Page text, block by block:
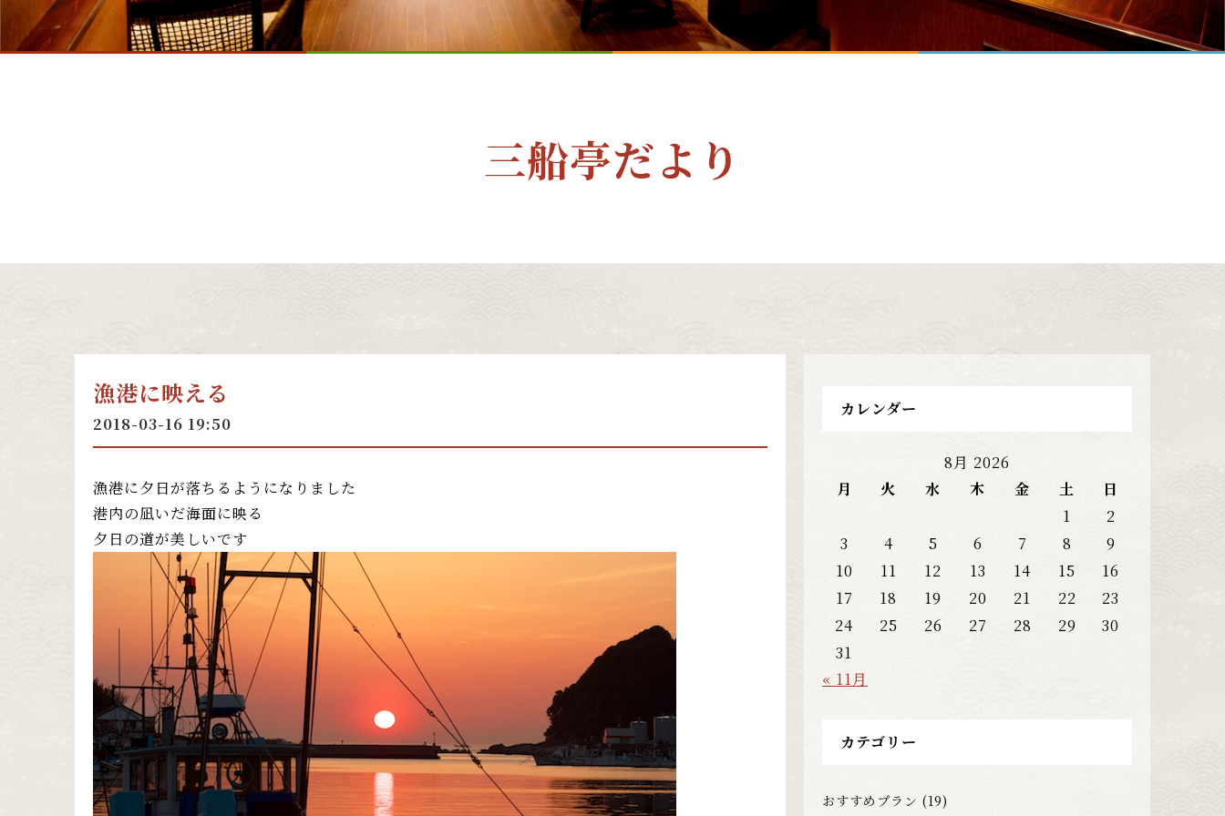
三船亭だより
漁港に映える
2018-03-16 19:50
漁港に夕日が落ちるようになりました
港内の凪いだ海面に映る
夕日の道が美しいです
カレンダー
8月 2026
月
火 水 木 金 土
日
1
2
3
4 5 6 7 8
9
10
11 12 13 14 15
16
17
18 19 20 21 22
23
24
25 26 27 28 29
30
31
« 11月
カテゴリー
おすすめプラン (19)